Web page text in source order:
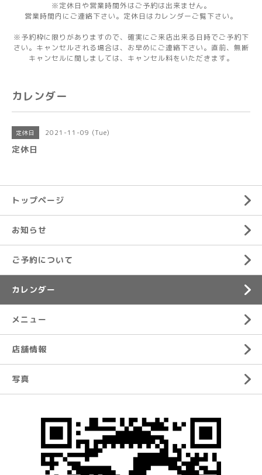
※定休日や営業時間外はご予約は出来ません。
営業時間内にご連絡下さい。定休日はカレンダーご覧下さい。
※予約枠に限りがありますので、確実にご来店出来る日時でご予約下
さい。キャンセルされる場合は、お早めにご連絡下さい。直前、無断
キャンセルに関しましては、キャンセル料をいただきます。
カレンダー
定休日 2021-11-09 (Tue)
定休日
トップページ
お知らせ
ご予約について
カレンダー
メニュー
店舗情報
写真